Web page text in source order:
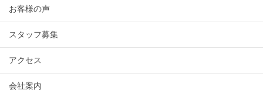
お客様の声
スタッフ募集
アクセス
会社案内